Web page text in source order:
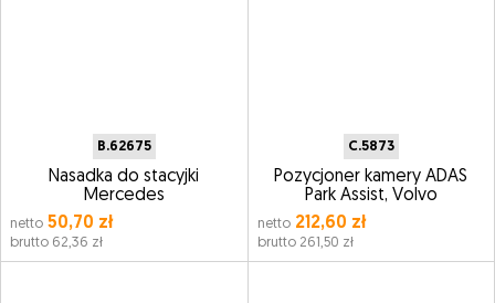
B.62675
Nasadka do stacyjki
Mercedes
netto 50,70 zł
brutto 62,36 zł
C.5873
Pozycjoner kamery ADAS
Park Assist, Volvo
netto212,60 zł
brutto 261,50 zł